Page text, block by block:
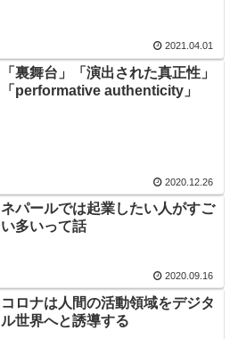
2021.04.01
「裏舞台」「演出された真正性」
「performative authenticity」
2020.12.26
ネパールでは起業したい人がすご
い多いって話
2020.09.16
コロナは人間の活動領域をデジタ
ル世界へと誘導する